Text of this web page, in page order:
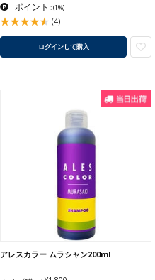
ポイント :(1%)
(4)
ログインして購入
アレスカラー ムラシャン200ml